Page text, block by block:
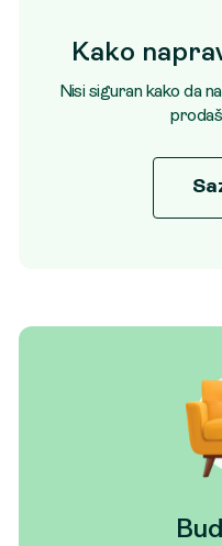
Kako
Nisi siguran kako da